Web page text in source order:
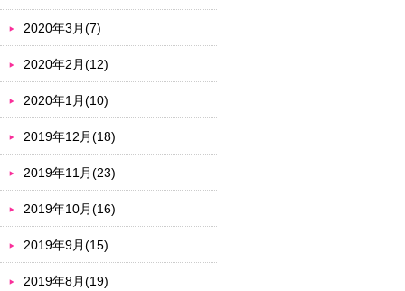
2020年3月(7)
2020年2月(12)
2020年1月(10)
2019年12月(18)
2019年11月(23)
2019年10月(16)
2019年9月(15)
2019年8月(19)